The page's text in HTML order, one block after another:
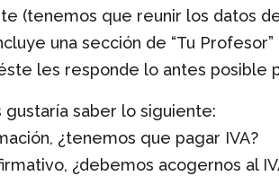
(tenemos que reunir los datos
una sección de “Tu
les responde lo antes posible
gustaría saber lo siguiente:
¿tenemos que pagar IVA?
¿debemos acogernos al